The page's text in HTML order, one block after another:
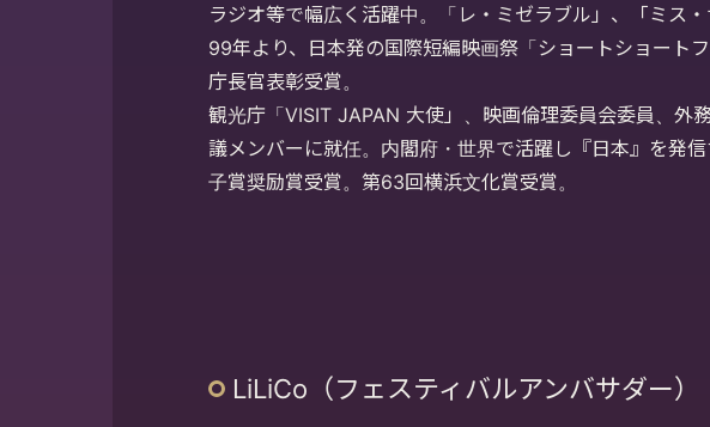
ラジオ等で幅広く活躍中。「レ・ミゼラブル」、「ミス・
99年より、日本発の国際短編映画祭「ショートショート
庁長官表彰受賞。
観光庁「VISIT JAPAN 大使」、映画倫理委員会委員、外
議メンバーに就任。内閣府・世界で活躍し『日本』を発
子賞奨励賞受賞。第63回横浜文化賞受賞。
LiLiCo（フェスティバルアンバサダー）